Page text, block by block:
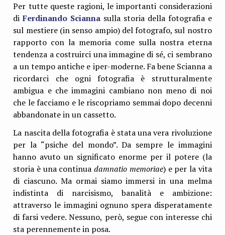
Per tutte queste ragioni, le importanti considerazioni
diFerdinando Scianna sulla storia della fotografia e
sul mestiere (in senso ampio) del fotografo, sul nostro
rapporto con la memoria come sulla nostra eterna
tendenza a costruirci una immagine di sé, ci sembrano
a un tempo antiche e iper-moderne. Fa bene Scianna a
ricordarci che ogni fotografia è strutturalmente
ambigua e che immagini cambiano non meno di noi
che le facciamo e le riscopriamo semmai dopo decenni
abbandonate in un cassetto.
La nascita della fotografia è stata una vera rivoluzione
per la “psiche del mondo”. Da sempre le immagini
hanno avuto un significato enorme per il potere (la
storia è una continuadamnatio memoriae) e per la vita
di ciascuno. Ma ormai siamo immersi in una melma
indistinta di narcisismo, banalità e ambizione:
attraverso le immagini ognuno spera disperatamente
di farsi vedere. Nessuno, però, segue con interesse chi
sta perennemente in posa.